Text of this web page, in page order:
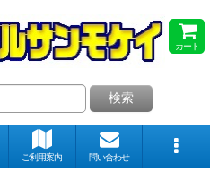
カート
検索
ご利用案内 問い合わせ